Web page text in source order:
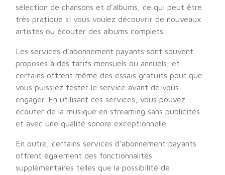
sélection de chansons et d’albums, ce qui peut être
très pratique si vous voulez découvrir de nouveaux
artistes ou écouter des albums complets.
Les services d’abonnement payants sont souvent
proposés à des tarifs mensuels ou annuels, et
certains offrent même des essais gratuits pour que
vous puissiez tester le service avant de vous
engager. En utilisant ces services, vous pouvez
écouter de la musique en streaming sans publicités
et avec une qualité sonore exceptionnelle.
En outre, certains services d’abonnement payants
offrent également des fonctionnalités
supplémentaires telles que la possibilité de